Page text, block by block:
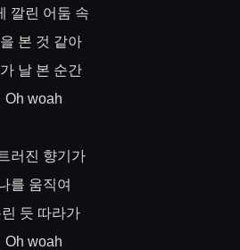
깔린 어둠 속
본 것 같아
날 본 순간
Oh woah
러진 향기가
를 움직여
듯 따라가
Oh woah